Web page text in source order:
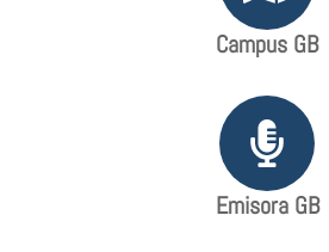
Campus GB
Emisora GB